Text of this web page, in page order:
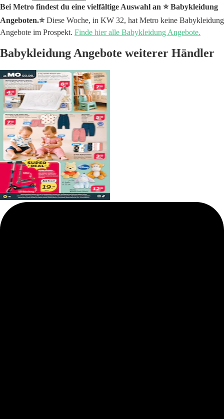
Bei Metro findest du eine vielfältige Auswahl an ⭐️ Babykleidung
Angeboten.⭐️Diese Woche, in KW 32, hat Metro keine Babykleidung
Angebote im Prospekt. Finde hier alle Babykleidung Angebote.
Babykleidung Angebote weiterer Händler